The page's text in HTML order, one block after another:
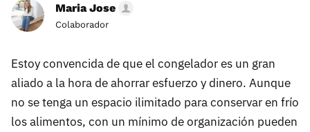
Maria Jose
Colaborador
Estoy convencida de que el congelador es un gran
aliado a la hora de ahorrar esfuerzo y dinero. Aunque
no se tenga un espacio ilimitado para conservar en frío
los alimentos, con un mínimo de organización pueden